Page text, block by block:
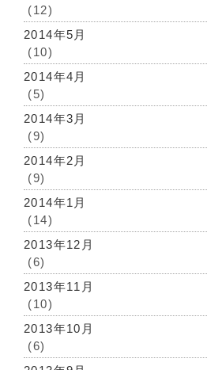
(12)
2014年5月
(10)
2014年4月
(5)
2014年3月
(9)
2014年2月
(9)
2014年1月
(14)
2013年12月
(6)
2013年11月
(10)
2013年10月
(6)